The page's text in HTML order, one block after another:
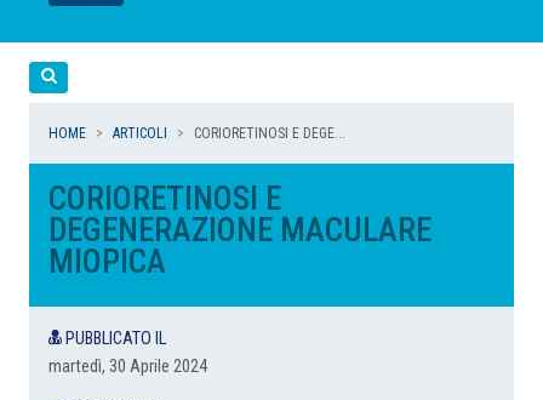
LEGGI
LEGGI
LEGGI
LEGGI
HOME ARTICOLI CORIORETINOSI E DEGE...
CORIORETINOSI E
DEGENERAZIONE MACULARE
MIOPICA
PUBBLICATO IL
martedì, 30 Aprile 2024